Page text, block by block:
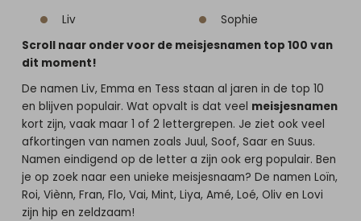
Liv
Sophie
Scroll naar onder voor de meisjesnamen top 100 van
dit moment!
De namen Liv, Emma en Tess staan al jaren in de top 10
en blijven populair. Wat opvalt is dat veel meisjesnamen
kort zijn, vaak maar 1 of 2 lettergrepen. Je ziet ook veel
afkortingen van namen zoals Juul, Soof, Saar en Suus.
Namen eindigend op de letter a zijn ook erg populair. Ben
je op zoek naar een unieke meisjesnaam? De namen Loïn,
Roi, Viènn, Fran, Flo, Vai, Mint, Liya, Amé, Loé, Oliv en Lovi
zijn hip en zeldzaam!